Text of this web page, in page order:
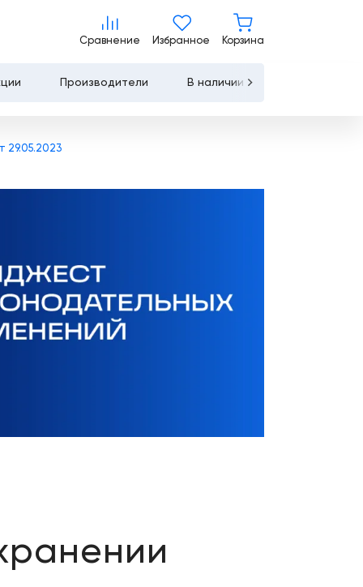
Сравнение
Сравнение
Избранное Корзина
Производители В наличии
29.05.2023